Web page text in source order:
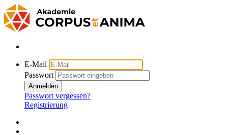
E-Mail
Passwort
Anmelden
Passwort vergessen?
Registrierung